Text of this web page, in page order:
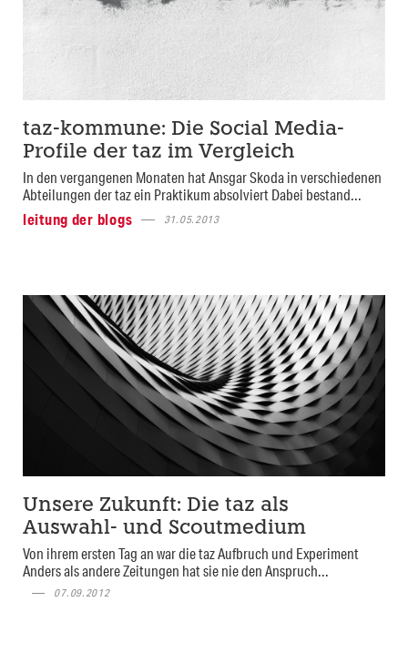
taz-kommune: Die Social Media-
Profile der taz im Vergleich
In den vergangenen Monaten hat Ansgar Skoda in verschiedenen
Abteilungen der taz ein Praktikum absolviert Dabei bestand...
leitung der blogs
31.05.2013
Unsere Zukunft: Die taz als
Auswahl- und Scoutmedium
Von ihrem ersten Tag an war die taz Aufbruch und Experiment
Anders als andere Zeitungen hat sie nie den Anspruch...
07.09.2012